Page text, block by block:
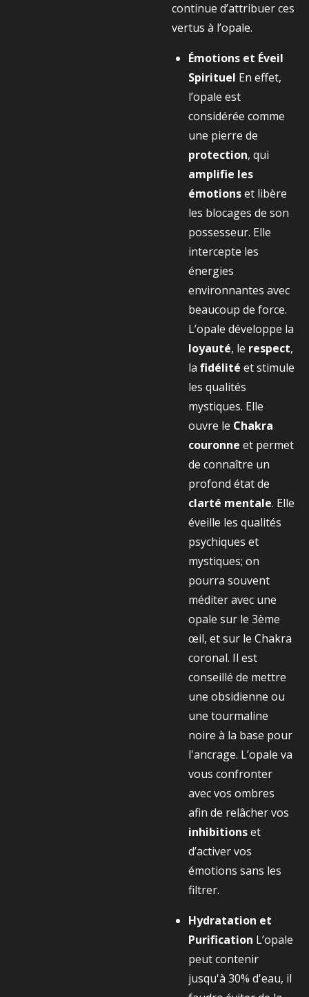
continue d’attribuer ces
vertus à l’opale.
Émotions et Éveil
Spirituel En effet,
l’opale est
considérée comme
une pierre de
protection, qui
amplifie les
émotionset libère
les blocages de son
possesseur. Elle
intercepte les
énergies
environnantes avec
beaucoup de force.
L’opale développe la
loyauté, le respect,
la fidélité et stimule
les qualités
mystiques. Elle
ouvre le Chakra
couronne et permet
de connaître un
profond état de
clarté mentale. Elle
éveille les qualités
psychiques et
mystiques; on
pourra souvent
méditer avec une
opale sur le 3ème
œil, et sur le Chakra
coronal. Il est
conseillé de mettre
une obsidienne ou
une tourmaline
noire à la base pour
l'ancrage. L’opale va
vous confronter
avec vos ombres
afin de relâcher vos
inhibitionset
d’activer vos
émotions sans les
filtrer.
Hydratation et
Purification L’opale
peut contenir
jusqu'à 30% d'eau, il